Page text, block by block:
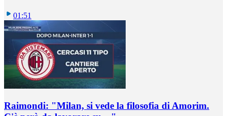
01:51
Raimondi: "Milan, si vede la filosofia di Amorim.